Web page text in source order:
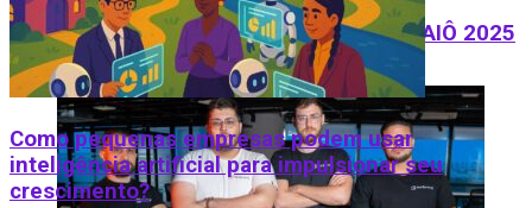
revela startups selecionadas no PRAIÔ 2025
Como pequenas empresas podem usar
inteligência artificial para impulsionar seu
crescimento?